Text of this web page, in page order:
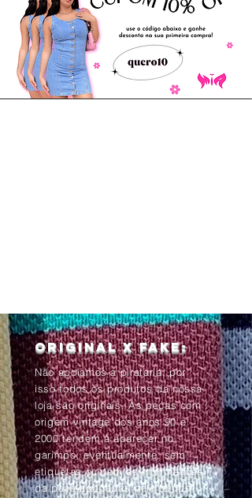
Original x Fake:
Não apoiamos a pirataria, por
isso todos os produtos da nossa
loja são originais. As peças com
origem vintage dos anos 90 e
2000 tendem à aparecer no
garimpo, eventualmente, sem
etiquetas ou com as informações
da peça apagadas pelo tempo.